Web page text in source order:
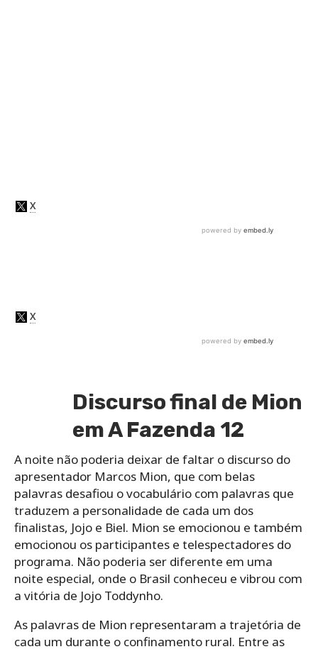
Discurso final de Mion
em A Fazenda 12
A noite não poderia deixar de faltar o discurso do
apresentador Marcos Mion, que com belas
palavras desafiou o vocabulário com palavras que
traduzem a personalidade de cada um dos
finalistas, Jojo e Biel. Mion se emocionou e também
emocionou os participantes e telespectadores do
programa. Não poderia ser diferente em uma
noite especial, onde o Brasil conheceu e vibrou com
a vitória de Jojo Toddynho.
As palavras de Mion representaram a trajetória de
cada um durante o confinamento rural. Entre as